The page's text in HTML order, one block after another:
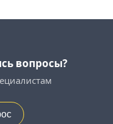
вопросы?